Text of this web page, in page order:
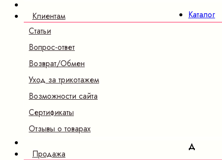
Клиентам
Статьи
Вопрос-ответ
Возврат/Обмен
Уход за трикотажем
Возможности сайта
Сертификаты
Отзывы о товарах
Продажа
Каталог
Д